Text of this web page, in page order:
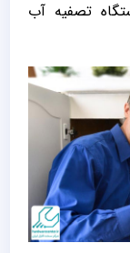
تصفیه آب